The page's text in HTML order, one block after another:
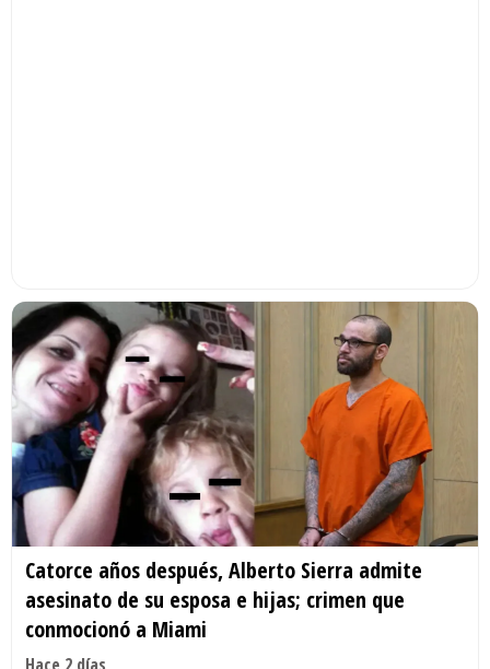
Catorce años después, Alberto Sierra admite
asesinato de su esposa e hijas; crimen que
conmocionó a Miami